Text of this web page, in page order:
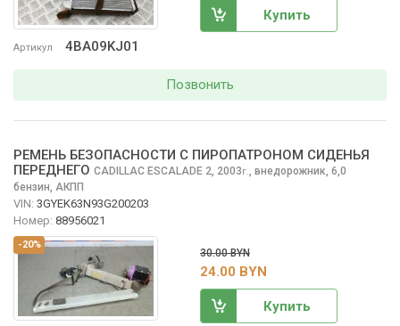
Артикул 4BA09KJ01
Купить
Позвонить
-20%
РЕМЕНЬ БЕЗОПАСНОСТИ С ПИРОПАТРОНОМ СИДЕНЬЯ
ПЕРЕДНЕГО CADILLAC ESCALADE 2, 2003г., внедорожник, 6,0
бензин, АКПП
VIN: 3GYEK63N93G200203
Номер: 88956021
30.00 BYN
24.00 BYN
Купить